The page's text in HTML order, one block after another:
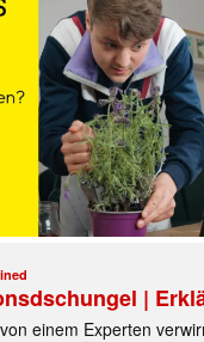
|
einem Experten